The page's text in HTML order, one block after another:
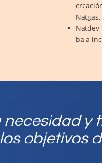
Natdev
baja
necesidad y
objetivos